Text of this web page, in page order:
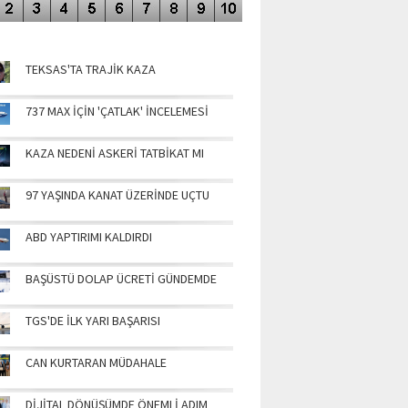
TEKSAS'TA TRAJİK KAZA
737 MAX İÇİN 'ÇATLAK' İNCELEMESİ
KAZA NEDENİ ASKERİ TATBİKAT MI
97 YAŞINDA KANAT ÜZERİNDE UÇTU
ABD YAPTIRIMI KALDIRDI
BAŞÜSTÜ DOLAP ÜCRETİ GÜNDEMDE
TGS'DE İLK YARI BAŞARISI
CAN KURTARAN MÜDAHALE
DİJİTAL DÖNÜŞÜMDE ÖNEMLİ ADIM